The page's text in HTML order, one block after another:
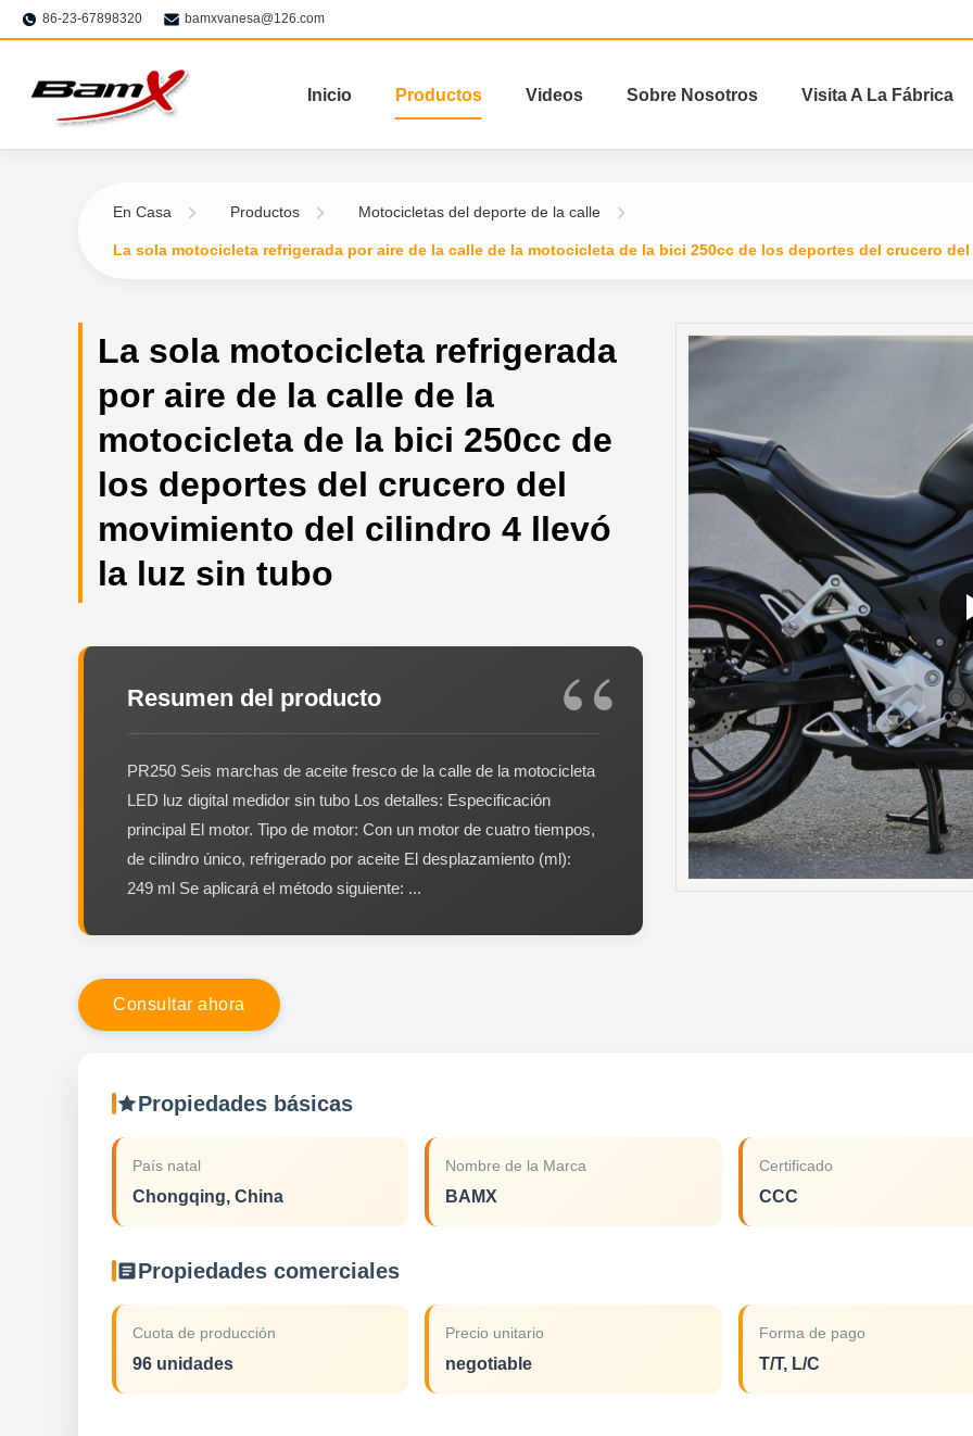
86-23-67898320 bamxvanesa@126.com
Inicio Productos Videos Sobre Nosotros Visita A La Fábrica
En Casa Productos Motocicletas del deporte de la calle
La sola motocicleta refrigerada por aire de la calle de la motocicleta de la bici 250cc de los deportes del crucero
La sola motocicleta refrigerada
por aire de la calle de la
motocicleta de la bici 250cc de
los deportes del crucero del
movimiento del cilindro 4 llevó
la luz sin tubo
Resumen del producto
PR250 Seis marchas de aceite fresco de la calle de la motocicleta
LED luz digital medidor sin tubo Los detalles: Especificación
principal El motor. Tipo de motor: Con un motor de cuatro tiempos,
de cilindro único, refrigerado por aceite El desplazamiento (ml):
249 ml Se aplicará el método siguiente: ...
Consu tar a hora
Propiedades básicas
País natal
Chongqing, China
Nombre de la Marca
BAMX
Certificado
CCC
Propiedades comerciales
Cuota de producción
96 unidades
Precio unitario
negotiable
Forma de pago
T/T, L/C